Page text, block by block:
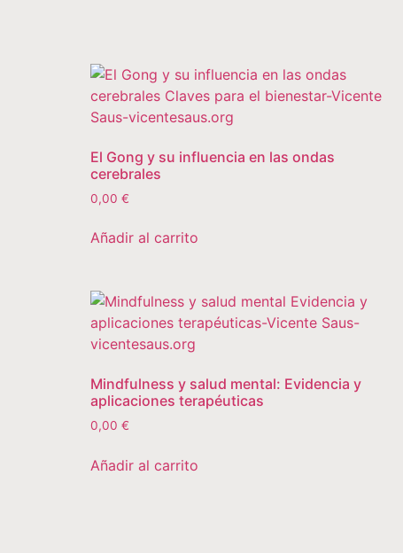
El Gong y su influencia en las ondas
cerebrales
0,00 €
Añadir al carrito
Mindfulness y salud mental: Evidencia y
aplicaciones terapéuticas
0,00 €
Añadir al carrito